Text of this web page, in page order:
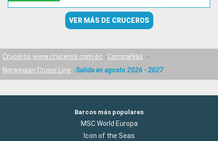
VER MÁS DE CRUCEROS
Cruceros www.cruceros.com.ec
Compañías
Norwegian Cruise Line
Salida en agosto 2026 - 2027
Barcos más populares
MSC World Europa
Icon of the Seas